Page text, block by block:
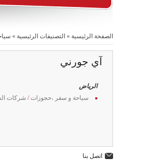
الصفحة الرئيسية » التصنيفات الرئيسية »
آي جورني
الرياض
سياحة و سفر ،حجوزات/ شركات
اتصل بنا